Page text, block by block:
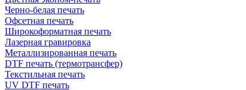
Черно-белая печать
Офсетная печать
Широкоформатная печать
Лазерная гравировка
Металлизированная печать
DTF печать (термотрансфер)
Текстильная печать
UV DTF печать